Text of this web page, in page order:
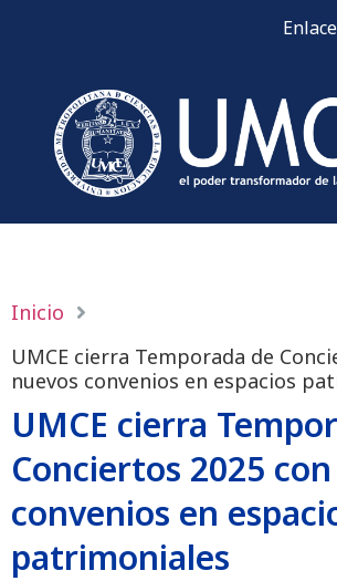
Inicio
UMCE cierra Temporada de
nuevos convenios en espacios
UMCE cierra
Conciertos 2025
convenios en
patrimoniales